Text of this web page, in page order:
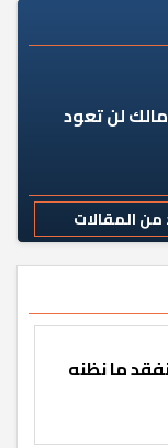
لن تعود
من المقالات
ما نظنه